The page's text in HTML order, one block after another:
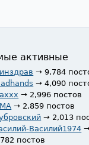
активные
→ 9,784
→ 4,090
→ 2,996 постов
→ 2,859 постов
→ 2,013
Василий1974
постов